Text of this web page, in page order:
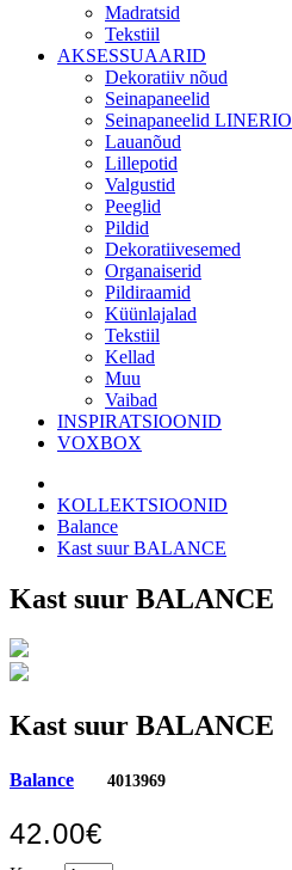
Madratsid
Tekstiil
AKSESSUAARID
Dekoratiiv nõud
Seinapaneelid
Seinapaneelid LINERIO
Lauanõud
Lillepotid
Valgustid
Peeglid
Pildid
Dekoratiivesemed
Organaiserid
Pildiraamid
Küünlajalad
Tekstiil
Kellad
Muu
Vaibad
INSPIRATSIOONID
VOXBOX
KOLLEKTSIOONID
Balance
Kast suur BALANCE
Kast suur BALANCE
Kast suur BALANCE
Balance 4013969
42.00€